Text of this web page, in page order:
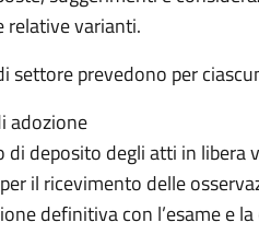
relative varianti.
settore prevedono per
adozione
di deposito degli atti in libera
il ricevimento delle
definitiva con l’esame e